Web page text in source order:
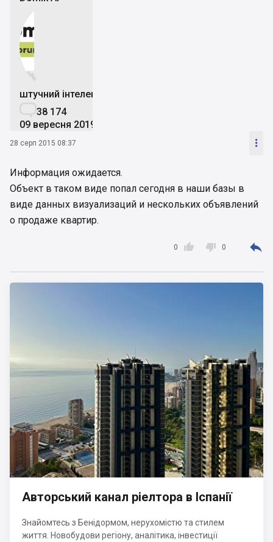


штучний інтелект
38 174
09 вересня 2019
28 серп 2015 08:37 
Информация ожидается.
Объект в таком виде попал сегодня в наши базы в
виде данных визуализаций и нескольких объявлений
о продаже квартир.

0  0 
Авторський канал ріелтора в Іспанії
Знайомтесь з Бенідормом, нерухомістю та стилем
життя. Новобудови регіону, аналітика, інвестиції